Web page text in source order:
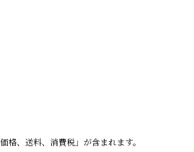
、送料、消費税」が含まれます。